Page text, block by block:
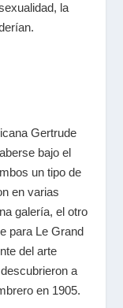
la
Gertrude
bajo el
un tipo de
en varias
galería, el otro
para Le Grand
del arte
a
en 1905.